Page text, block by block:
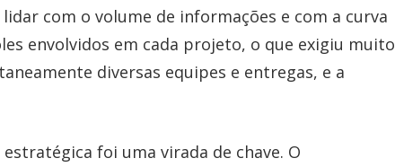
com o volume de informações e com a curva
envolvidos em cada projeto, o que exigiu muito
diversas equipes e entregas, e a
foi uma virada de chave. O